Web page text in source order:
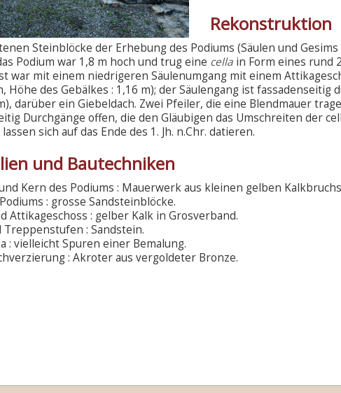
Rekonstruktion
Steinblöcke der Erhebung des Podiums (Säulen und
Podium war 1,8 m hoch und trug eine cella in Form eines rund
war mit einem niedrigeren Säulenumgang mit einem
Höhe des Gebälkes : 1,16 m); der Säulengang ist fassadenseitig
darüber ein Giebeldach. Zwei Pfeiler, die eine Blendmauer
Durchgänge offen, die den Gläubigen das Umschreiten der
sich auf das Ende des 1. Jh. n.Chr. datieren.
und Bautechniken
Kern des Podiums : Mauerwerk aus kleinen gelben
: grosse Sandsteinblöcke.
Attikageschoss : gelber Kalk in Grosverband.
: Sandstein.
: vielleicht Spuren einer Bemalung.
: Akroter aus vergoldeter Bronze.